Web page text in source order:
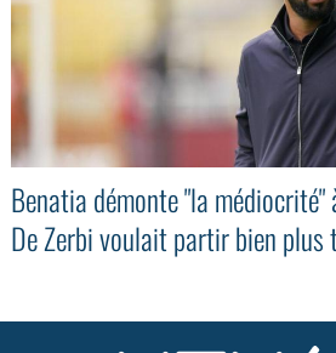
Benatia démonte "la médiocrité"
De Zerbi voulait partir bien plus